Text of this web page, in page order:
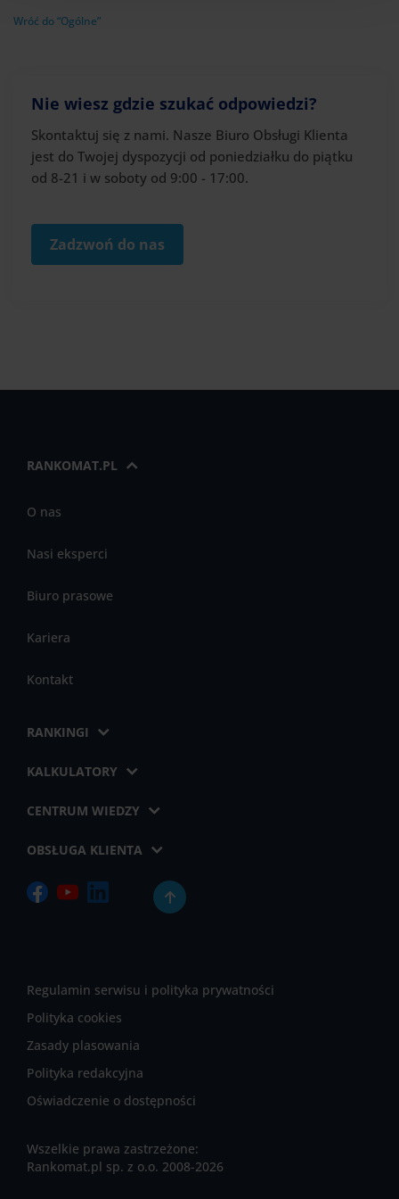
Wróć do “Ogólne”
Nie wiesz gdzie szukać odpowiedzi?
Skontaktuj się z nami. Nasze Biuro Obsługi Klienta
jest do Twojej dyspozycji od poniedziałku do piątku
od 8-21 i w soboty od 9:00 - 17:00.
Zadzwoń do nas
RANKOMAT.PL
O nas
Nasi eksperci
Biuro prasowe
Kariera
Kontakt
RANKINGI
KALKULATORY
CENTRUM WIEDZY
OBSŁUGA KLIENTA
Regulamin serwisu i polityka prywatności
Polityka cookies
Zasady plasowania
Polityka redakcyjna
Oświadczenie o dostępności
Wszelkie prawa zastrzeżone:
Rankomat.pl sp. z o.o. 2008-2026